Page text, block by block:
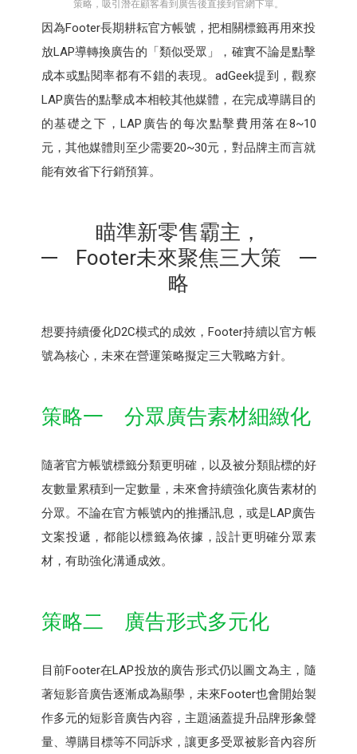
策略，吸引潛在顧客看到廣告後直接到官網下單。
因為Footer長期耕耘官方帳號，把相關標籤再用來投
放LAP導轉換廣告的「類似受眾」，確實不論是點擊
成本或點閱率都有不錯的表現。adGeek提到，觀察
LAP廣告的點擊成本相較其他媒體，在完成導購目的
的基礎之下，LAP廣告的每次點擊費用落在8~10
元，其他媒體則至少需要20~30元，對品牌主而言就
能有效省下行銷預算。
瞄準新零售霸主，
Footer未來聚焦三大策
略
想要持續優化D2C模式的成效，Footer持續以官方帳
號為核心，未來在營運策略擬定三大戰略方針。
策略一 分眾廣告素材細緻化
隨著官方帳號標籤分類更明確，以及被分類貼標的好
友數量累積到一定數量，未來會持續強化廣告素材的
分眾。不論在官方帳號內的推播訊息，或是LAP廣告
文案投遞，都能以標籤為依據，設計更明確分眾素
材，有助強化溝通成效。
策略二 廣告形式多元化
目前Footer在LAP投放的廣告形式仍以圖文為主，隨
著短影音廣告逐漸成為顯學，未來Footer也會開始製
作多元的短影音廣告內容，主題涵蓋提升品牌形象聲
量、導購目標等不同訴求，讓更多受眾被影音內容所